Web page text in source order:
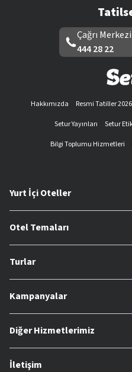
Çağrı Merkezi
444 28 22
Hakkımızda Resmi Tatiller 2026
Setur Yayınları
Setur
Bilgi Toplumu Hizmetleri
Yurt İçi Oteller
Otel Temaları
Turlar
Kampanyalar
Diğer Hizmetlerimiz
İletişim